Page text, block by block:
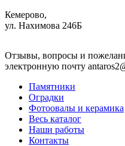
Кемерово,
ул. Нахимова 246Б
Отзывы, вопросы и
электронную почту
Памятники
Оградки
Фотоовалы и керамика
Весь каталог
Наши работы
Контакты